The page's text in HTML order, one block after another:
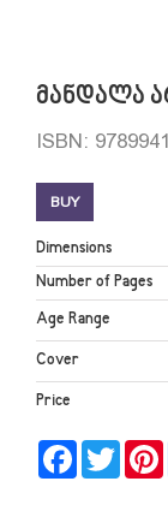
მანდალა
ISBN:
BUY
Dimensions
Number of Pages
Age Range
Cover
Price
Facebook
Twitter